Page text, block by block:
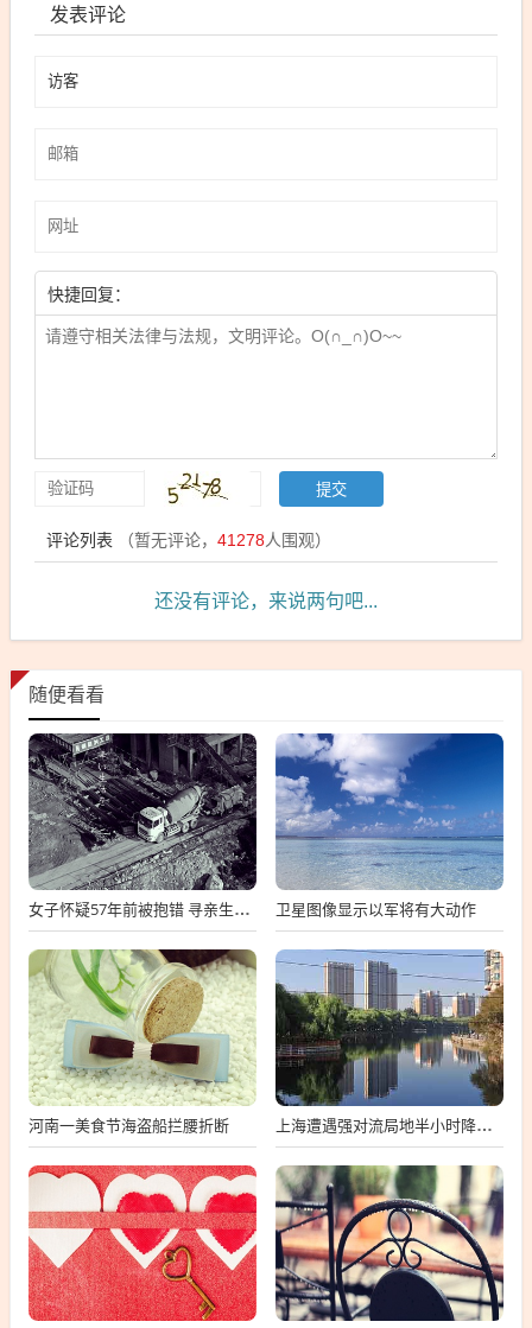
发表评论
快捷回复：
评论列表 （暂无评论， 41278人围观）
还没有评论，来说两句吧...
随便看看
女子怀疑57年前被抱错 寻亲生父母 卫星图像显示以军将有大动作
河南一美食节海盗船拦腰折断 上海遭遇强对流局地半小时降温13℃